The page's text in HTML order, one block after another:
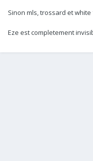
Sinon mls, trossard et
Eze est completement